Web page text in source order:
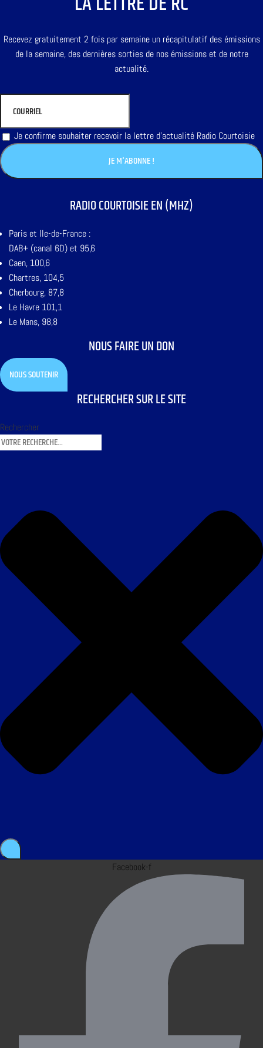
Recevez gratuitement 2 fois par semaine un récapitulatif des émissions
de la semaine, des dernières sorties de nos émissions et de notre
actualité.
Je confirme souhaiter recevoir la lettre d'actualité Radio Courtoisie
RADIO COURTOISIE EN (MHZ)
Paris et Ile-de-France :
DAB+ (canal 6D) et 95,6
Caen, 100,6
Chartres, 104,5
Cherbourg, 87,8
Le Havre 101,1
Le Mans, 98,8
NOUS FAIRE UN DON
NOUS SOUTENIR
RECHERCHER SUR LE SITE
Rechercher
Facebook-f